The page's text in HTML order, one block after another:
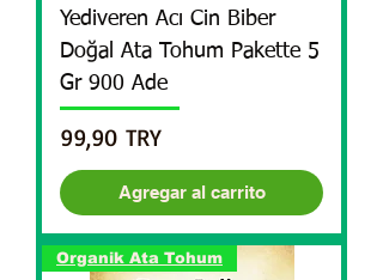
Yediveren Acı Cin Biber
Doğal Ata Tohum Pakette 5
Gr 900 Ade
Precio
99,90 TRY
Agregar al carrito
Organik Ata Tohum